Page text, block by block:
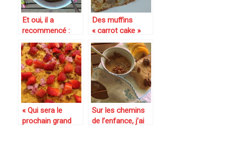
Et oui, il a
recommencé :
Crumble
pommes,
bananes et
carambar
Des muffins
« carrot cake »
aux noix pour
attirer le lapin de
Pâques chez
nous ! (Battle
food #30)
« Qui sera le
prochain grand
Sur les chemins
de l’enfance, j’ai